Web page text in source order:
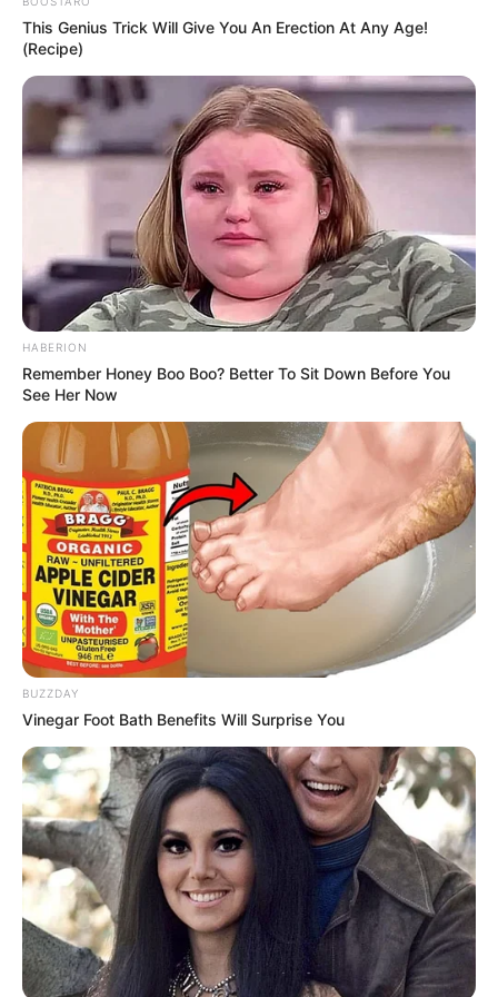
głównego bohatera tomu 3, budzą przynajmniej pewną
obojętny. Nieco przeszkadzał mi jedynie fakt, że Grayson jest
nieco zbyt podobny z wyglądu do Bruce'a i u niektórych
spośród licznej grupy rysowników odpowiedzialnych za ten
tom, właściwie wygląda jak on. Prócz Two-Face'a nasi
bohaterowie staną twarzą w twarz również zBrzuchomówcą,
Killer Crockiem, Szczurołapemczy też znanym z tomu
trzeciegoKomornikiem. Znajdzie się także miejsce na wątek
dziewczyny Tima Drake'a, kryzys w małżeństwie komisarza
Gordona i jego (uzasadnione) wątpliwości związane z
człowiekiem ukrywającym pod maskę nietoperza.
This Genius Trick Will Give You An Erection At Any Age!
(Recipe)
HABERION
Remember Honey Boo Boo? Better To Sit Down Before You
See Her Now
BUZZDAY
Vinegar Foot Bath Benefits Will Surprise You